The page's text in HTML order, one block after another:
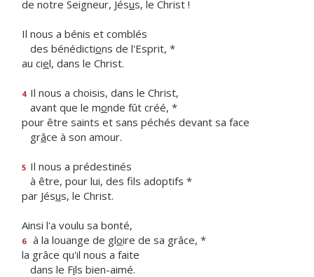
de notre Seigneur, Jésus, le Christ !
Il nous a bénis et comblés
des bénédictions de l'Esprit, *
au ciel, dans le Christ.
4 Il nous a choisis, dans le Christ,
avant que le monde fût créé, *
pour être saints et sans péchés devant sa face
grâce à son amour.
5 Il nous a prédestinés
à être, pour lui, des fls adoptifs *
par Jésus, le Christ.
Ainsi l'a voulu sa bonté,
6 à la louange de gloire de sa grâce, *
la grâce qu'il nous a faite
dans le Fils bien-aimé.